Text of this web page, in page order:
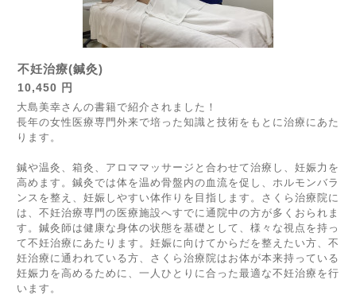
不妊治療(鍼灸)
10,450 円
大島美幸さんの書籍で紹介されました！
長年の女性医療専門外来で培った知識と技術をもとに治療にあた
ります。
鍼や温灸、箱灸、アロママッサージと合わせて治療し、妊娠力を
高めます。鍼灸では体を温め骨盤内の血流を促し、ホルモンバラ
ンスを整え、妊娠しやすい体作りを目指します。さくら治療院に
は、不妊治療専門の医療施設へすでに通院中の方が多くおられま
す。鍼灸師は健康な身体の状態を基礎として、様々な視点を持っ
て不妊治療にあたります。妊娠に向けてからだを整えたい方、不
妊治療に通われている方、さくら治療院はお体が本来持っている
妊娠力を高めるために、一人ひとりに合った最適な不妊治療を行
います。